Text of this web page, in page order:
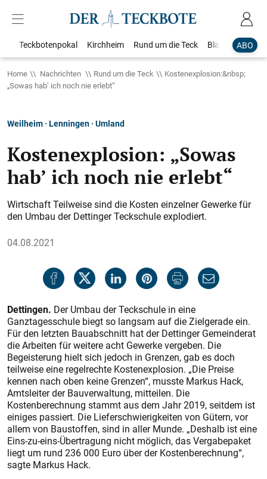
ABO
Teckbotenpokal Kirchheim Rund um die Teck Blaulicht
Home Nachrichten Rund um die Teck
Kostenexplosion:&nbsp;
„Sowas hab’ ich noch nie erlebt“
Weilheim · Lenningen · Umland
Kostenexplosion: „Sowas
hab’ ich noch nie erlebt“
Wirtschaft Teilweise sind die Kosten einzelner Gewerke für
den Umbau der Dettinger Teckschule explodiert.
04.08.2021
Dettingen. Der Umbau der Teckschule in eine
Ganztagesschule biegt so langsam auf die Zielgerade ein.
Für den letzten Bauabschnitt hat der Dettinger Gemeinderat
die Arbeiten für weitere acht Gewerke vergeben. Die
Begeisterung hielt sich jedoch in Grenzen, gab es doch
teilweise eine regelrechte Kostenexplosion. „Die Preise
kennen nach oben keine Grenzen“, musste Markus Hack,
Amtsleiter der Bauverwaltung, mitteilen. Die
Kostenberechnung stammt aus dem Jahr 2019, seitdem ist
einiges passiert. Die Lieferschwierigkeiten von Gütern, vor
allem von Baustoffen, sind in aller Munde. „Deshalb ist eine
Eins-zu-eins-Übertragung nicht möglich, das Vergabepaket
liegt um rund 236 000 Euro über der Kostenberechnung“,
sagte Markus Hack.